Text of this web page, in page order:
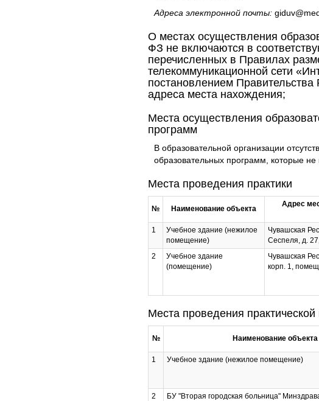
Адреса электронной почты:
О местах осуществления
ФЗ не включаются в
перечисленных в Правилах
телекоммуникационной сети
постановлением
адреса места нахождения;
Места осуществления
программ
В образовательной организации
образовательных программ, которые
Места проведения практики
№ Наименование объекта
Адрес
1
Учебное здание (нежилое
помещение)
Чувашская
Сеспеля, д.
2
Учебное здание
(помещение)
Чувашская
корп. 1,
Места проведения
№ Наименование объекта
1 Учебное здание (нежилое помещение)
2 БУ "Вторая городская больница"